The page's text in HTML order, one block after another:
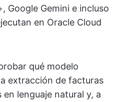
Google Gemini e incluso
en Oracle Cloud
qué modelo
extracción de facturas
lenguaje natural y, a